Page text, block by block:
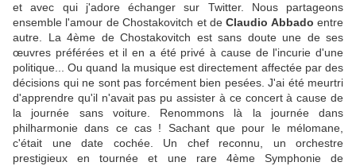
et avec qui j'adore échanger sur Twitter. Nous partageons
ensemble l'amour de Chostakovitch et deClaudio Abbado entre
autre. La 4ème de Chostakovitch est sans doute une de ses
œuvres préférées et il en a été privé à cause de l'incurie d'une
politique... Ou quand la musique est directement affectée par des
décisions qui ne sont pas forcément bien pesées. J'ai été meurtri
d'apprendre qu'il n'avait pas pu assister à ce concert à cause de
la journée sans voiture. Renommons là la journée dans
philharmonie dans ce cas ! Sachant que pour le mélomane,
c'était une date cochée. Un chef reconnu, un orchestre
prestigieux en tournée et une rare 4ème Symphonie de